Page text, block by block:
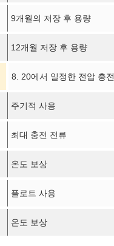
9개월의 저장 후 용량
12개월 저장 후 용량
8. 20에서 일정한 전압 충전
주기적 사용
최대 충전 전류
온도 보상
플로트 사용
온도 보상